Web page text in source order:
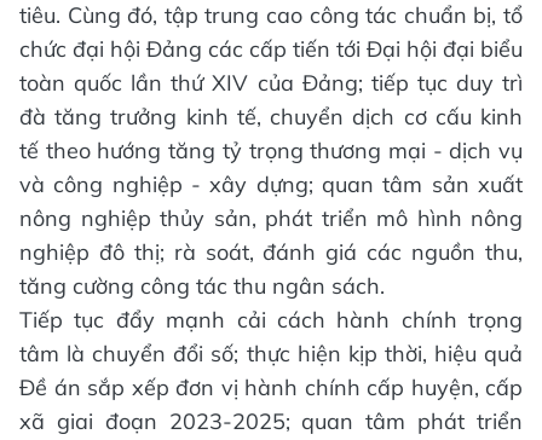
tiêu. Cùng đó, tập trung cao công tác chuẩn bị, tổ
chức đại hội Đảng các cấp tiến tới Đại hội đại biểu
toàn quốc lần thứ XIV của Đảng; tiếp tục duy trì
đà tăng trưởng kinh tế, chuyển dịch cơ cấu kinh
tế theo hướng tăng tỷ trọng thương mại - dịch vụ
và công nghiệp - xây dựng; quan tâm sản xuất
nông nghiệp thủy sản, phát triển mô hình nông
nghiệp đô thị; rà soát, đánh giá các nguồn thu,
tăng cường công tác thu ngân sách.
Tiếp tục đẩy mạnh cải cách hành chính trọng
tâm là chuyển đổi số; thực hiện kịp thời, hiệu quả
Đề án sắp xếp đơn vị hành chính cấp huyện, cấp
xã giai đoạn 2023-2025; quan tâm phát triển